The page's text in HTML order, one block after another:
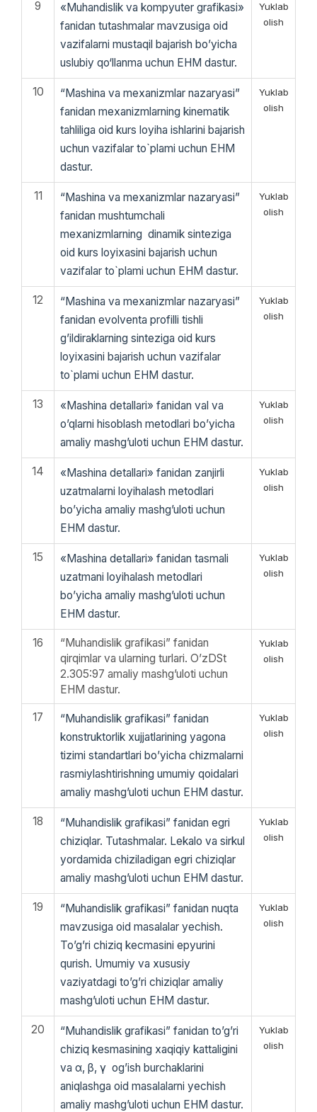
9
«Muhandislik va kompyuter grafikasi»
fanidan tutashmalar mavzusiga oid
vazifalarni mustaqil bajarish bo’yicha
uslubiy qo‘llanma uchun EHM dastur.
Yuklab
olish
10
“Mashina va mexanizmlar nazaryasi”
fanidan mexаnizmlаrning kinemаtik
tаhliliga oid kurs loyiha ishlarini bajarish
uchun vazifalar to`plami uchun EHM
dastur.
Yuklab
olish
11
“Mashina va mexanizmlar nazaryasi”
fanidan mushtumchаli
mexаnizmlаrning dinаmik sinteziga
oid kurs loyixasini bajarish uchun
vazifalar to`plami uchun EHM dastur.
Yuklab
olish
12
“Mashina va mexanizmlar nazaryasi”
fanidan evolventа profilli tishli
g’ildirаklаrning sinteziga oid kurs
loyixasini bajarish uchun vazifalar
to`plami uchun EHM dastur.
Yuklab
olish
13
«Mashina detallari» fanidan val va
o’qlarni hisoblash metodlari bo’yicha
amaliy mashg’uloti uchun EHM dastur.
Yuklab
olish
14
«Mashina detallari» fanidan zanjirli
uzatmalarni loyihalash metodlari
bo’yicha amaliy mashg’uloti uchun
EHM dastur.
Yuklab
olish
15
«Mashina detallari» fanidan tasmali
uzatmani loyihalash metodlari
bo’yicha amaliy mashg’uloti uchun
EHM dastur.
Yuklab
olish
16
“Muhandislik grafikasi” fanidan
qirqimlar va ularning turlari. O’zDSt
2.305:97 amaliy mashg’uloti uchun
EHM dastur.
Yuklab
olish
17
“Muhandislik grafikasi” fanidan
konstruktorlik xujjatlarining yagona
tizimi standartlari bo’yicha chizmalarni
rasmiylashtirishning umumiy qoidalari
amaliy mashg’uloti uchun EHM dastur.
Yuklab
olish
18
“Muhandislik grafikasi” fanidan egri
chiziqlar. Tutashmalar. Lekalo va sirkul
yordamida chiziladigan egri chiziqlar
amaliy mashg’uloti uchun EHM dastur.
Yuklab
olish
19
“Muhandislik grafikasi” fanidan nuqta
mavzusiga oid masalalar yechish.
To’g’ri chiziq kecmasini epyurini
qurish. Umumiy va xususiy
vaziyatdagi to’g’ri chiziqlar amaliy
mashg’uloti uchun EHM dastur.
Yuklab
olish
20
“Muhandislik grafikasi” fanidan to’g’ri
chiziq kesmasining xaqiqiy kattaligini
va α, β, γ og’ish burchaklarini
aniqlashga oid masalalarni yechish
amaliy mashg’uloti uchun EHM dastur.
Yuklab
olish